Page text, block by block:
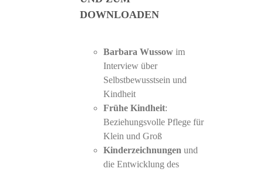
DOWNLOADEN
Barbara Wussow im
Interview über
Selbstbewusstsein und
Kindheit
Frühe Kindheit:
Beziehungsvolle Pflege für
Klein und Groß
Kinderzeichnungen und
die Entwicklung des